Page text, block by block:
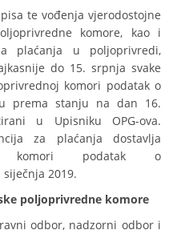
te vođenja vjerodostojne
komore, kao i
plaćanja u poljoprivredi,
do 15. srpnja svake
komori podatak o
prema stanju na dan 16.
u Upisniku OPG-ova.
za plaćanja dostavlja
komori podatak o
2019.
poljoprivredne komore
odbor, nadzorni odbor i